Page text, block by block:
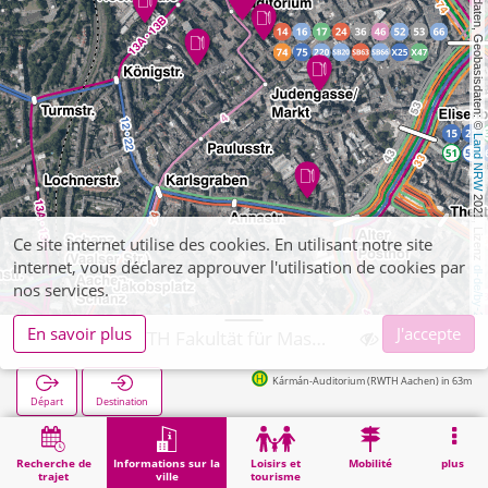
, Kartendaten, Geobasisdaten: ©
Land NRW
2021, Lizenz
dl-de/by-2-0
Recherche de
trajet
Informations sur la
ville
Loisirs et
tourisme
Mobilité plus
Départ Destination
Kármán-Auditorium (RWTH Aachen) in 63m
Démarrage Informations sur la ville Aachen, RWTH Fakultät für Maschinenwesen
Ce site internet utilise des cookies. En utilisant notre site
internet, vous déclarez approuver l'utilisation de cookies par
nos services.
En savoir plus
J'accepte